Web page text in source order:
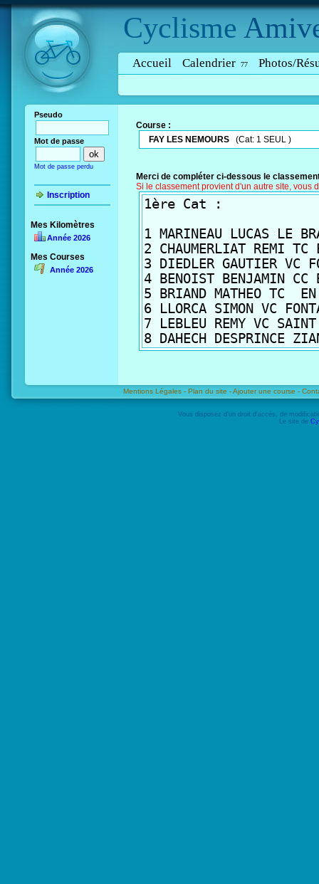
Cyclisme
Accueil Calendrier 77 Photos/
Pseudo
Mot de passe
Mot de passe perdu
Inscription
Mes Kilomètres
Année 2026
Mes Courses
Année 2026
Course :
FAY LES NEMOURS
(Cat: 1 SEUL )
Merci de compléter ci-dessous le
Si le classement provient d'un autre site, vous
Mentions Légales - Plan du site -Ajouter une course -
Vous disposez d'un droit d'accès, de
Le site de